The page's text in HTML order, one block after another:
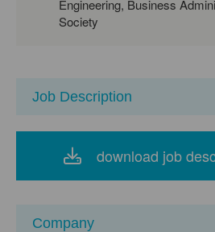
Engineering, Business
Society
Job Description
download job
Company